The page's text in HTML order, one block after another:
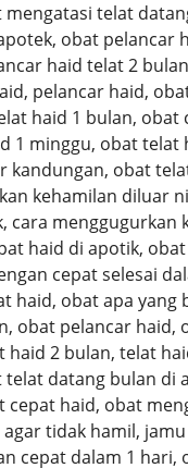
telat
obat pelancar
haid telat 2
pelancar haid,
haid 1 bulan,
1 minggu, obat
obat
kehamilan diluar
menggugurkan
haid di apotik,
cepat selesai
obat apa
obat pelancar
2 bulan, telat
datang bulan di
haid, obat
tidak hamil,
cepat dalam 1